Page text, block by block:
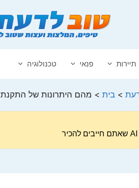
תיירות פנאי טכנולוגיה
>בית > מהם היתרונות של